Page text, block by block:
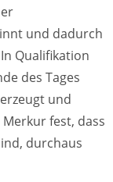
und dadurch
Qualifikation
des Tages
und
fest, dass
durchaus